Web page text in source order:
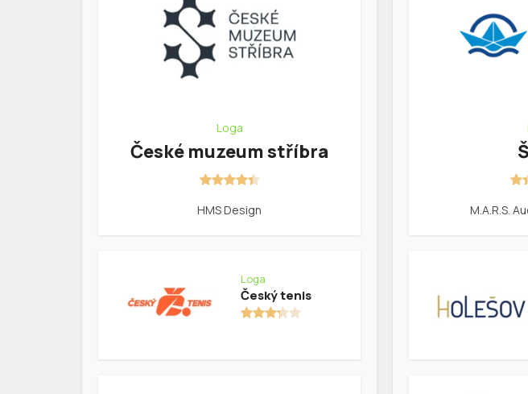
Loga
České muzeum stříbra
HMS Design
Loga
Český tenis
M.A.R.S.